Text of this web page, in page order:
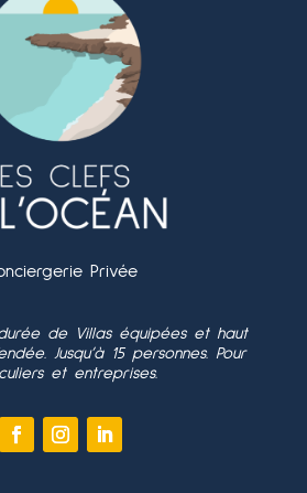
Privée
de Villas équipées et haut
Jusqu’à 15 personnes. Pour
et entreprises.